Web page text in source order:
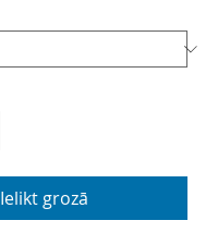
Ielikt grozā